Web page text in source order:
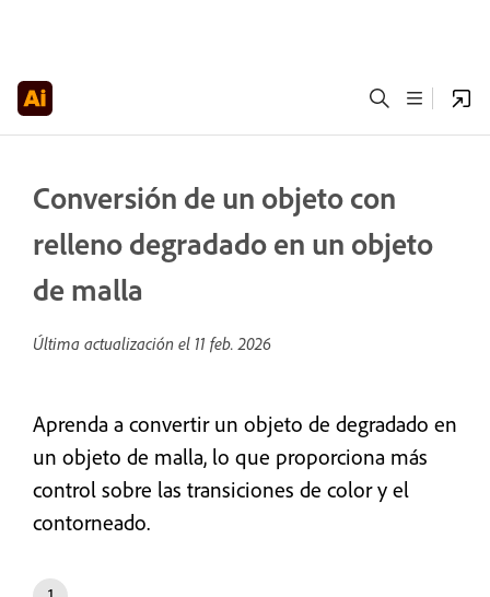
Conversión de un objeto con
relleno degradado en un objeto
de malla
Última actualización el 11 feb. 2026
Aprenda a convertir un objeto de degradado en
un objeto de malla, lo que proporciona más
control sobre las transiciones de color y el
contorneado.